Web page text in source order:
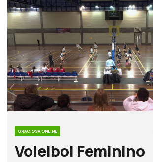
GRACIOSA ONLINE
Voleibol Feminino